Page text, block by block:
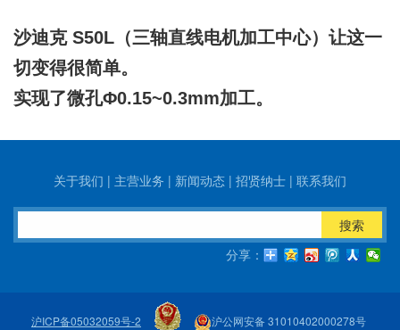
沙迪克 S50L（三轴直线电机加工中心）让这一
切变得很简单。
实现了微孔Φ0.15~0.3mm加工。
关于我们 | 主营业务 | 新闻动态 | 招贤纳士 | 联系我们
搜索
分享：
沪ICP备05032059号-2 沪公网安备 31010402000278号